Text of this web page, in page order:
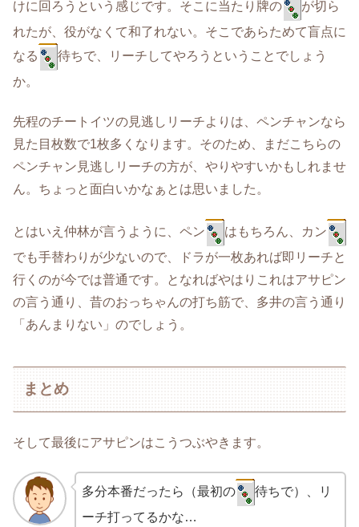
けに回ろうという感じです。そこに当たり牌の
が切ら
れたが、役がなくて和了れない。そこであらためて盲点に
なる
待ちで、リーチしてやろうということでしょう
か。
先程のチートイツの見逃しリーチよりは、ペンチャンなら
見た目枚数で1枚多くなります。そのため、まだこちらの
ペンチャン見逃しリーチの方が、やりやすいかもしれませ
ん。ちょっと面白いかなぁとは思いました。
とはいえ仲林が言うように、ペン
はもちろん、カン
でも手替わりが少ないので、ドラが一枚あれば即リーチと
行くのが今では普通です。となればやはりこれはアサピン
の言う通り、昔のおっちゃんの打ち筋で、多井の言う通り
「あんまりない」のでしょう。
まとめ
そして最後にアサピンはこうつぶやきます。
多分本番だったら（最初の
待ちで）、リ
ーチ打ってるかな…